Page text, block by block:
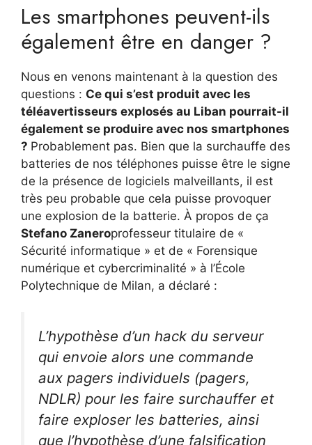
Les smartphones peuvent-ils
également être en danger ?
Nous en venons maintenant à la question des
questions : Ce qui s’est produit avec les
téléavertisseurs explosés au Liban pourrait-il
également se produire avec nos smartphones
? Probablement pas. Bien que la surchauffe des
batteries de nos téléphones puisse être le signe
de la présence de logiciels malveillants, il est
très peu probable que cela puisse provoquer
une explosion de la batterie. À propos de ça
Stefano Zaneroprofesseur titulaire de «
Sécurité informatique » et de « Forensique
numérique et cybercriminalité » à l’École
Polytechnique de Milan, a déclaré :
L’hypothèse d’un hack du serveur
qui envoie alors une commande
aux pagers individuels (pagers,
NDLR) pour les faire surchauffer et
faire exploser les batteries, ainsi
que l’hypothèse d’une falsification